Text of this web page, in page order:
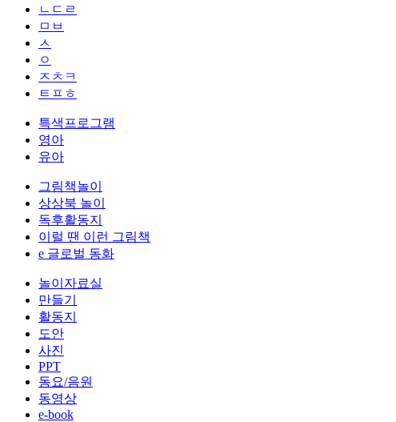
ㄴㄷㄹ
ㅁㅂ
ㅅ
ㅇ
ㅈㅊㅋ
ㅌㅍㅎ
특색프로그램
영아
유아
그림책놀이
상상북 놀이
독후활동지
이럴 땐 이런 그림책
e 글로벌 동화
놀이자료실
만들기
활동지
도안
사진
PPT
동요/음원
동영상
e-book